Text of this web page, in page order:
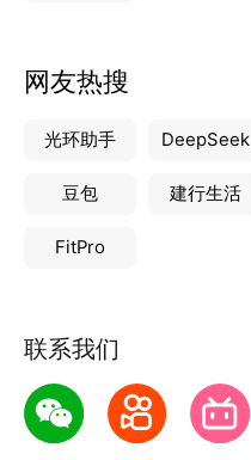
网友热搜
光环助手 DeepSeek
豆包 建行生活
FitPro
联系我们